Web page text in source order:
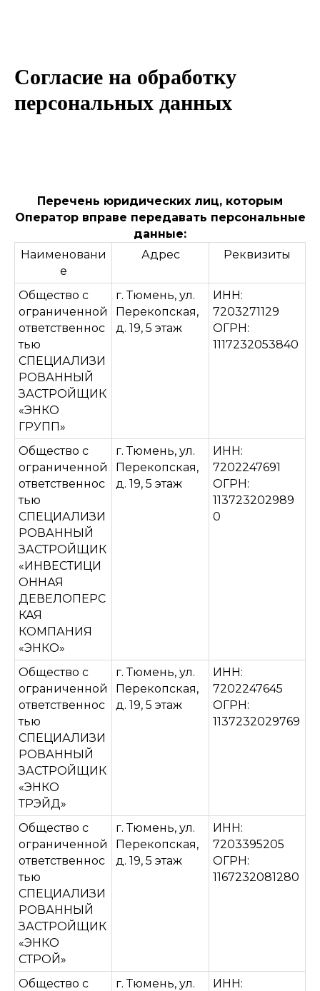
Согласие на обработку
персональных данных
Перечень юридических лиц, которым
Оператор вправе передавать персональные
данные:
Наименовани
е
Адрес Реквизиты
Общество с
ограниченной
ответственнос
тью
СПЕЦИАЛИЗИ
РОВАННЫЙ
ЗАСТРОЙЩИК
«ЭНКО
ГРУПП»
г. Тюмень, ул.
Перекопская,
д. 19, 5 этаж
ИНН:
7203271129
ОГРН:
1117232053840
Общество с
ограниченной
ответственнос
тью
СПЕЦИАЛИЗИ
РОВАННЫЙ
ЗАСТРОЙЩИК
«ИНВЕСТИЦИ
ОННАЯ
ДЕВЕЛОПЕРС
КАЯ
КОМПАНИЯ
«ЭНКО»
г. Тюмень, ул.
Перекопская,
д. 19, 5 этаж
ИНН:
7202247691
ОГРН:
113723202989
0
Общество с
ограниченной
ответственнос
тью
СПЕЦИАЛИЗИ
РОВАННЫЙ
ЗАСТРОЙЩИК
«ЭНКО
ТРЭЙД»
г. Тюмень, ул.
Перекопская,
д. 19, 5 этаж
ИНН:
7202247645
ОГРН:
1137232029769
Общество с
ограниченной
ответственнос
тью
СПЕЦИАЛИЗИ
РОВАННЫЙ
ЗАСТРОЙЩИК
«ЭНКО
СТРОЙ»
г. Тюмень, ул.
Перекопская,
д. 19, 5 этаж
ИНН:
7203395205
ОГРН:
1167232081280
Общество с
г. Тюмень, ул.
ИНН: